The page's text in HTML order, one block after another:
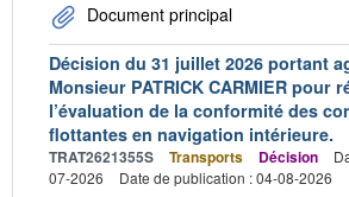
Document principal
Décision du 31 juillet 2026 portant
Monsieur PATRICK CARMIER pour
l’évaluation de la conformité des
flottantes en navigation intérieure.
TRAT2621355S Transports Décision
07-2026
Date de publication : 04-08-2026